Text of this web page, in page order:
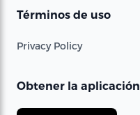
Términos de uso
Privacy Policy
Obtener la aplicación